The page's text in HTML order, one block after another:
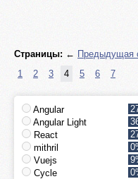
Страницы: ← Предыдущая
1
2 3 4 5 6 7
Angular
Angular Light
React
mithril
Vuejs
Cycle